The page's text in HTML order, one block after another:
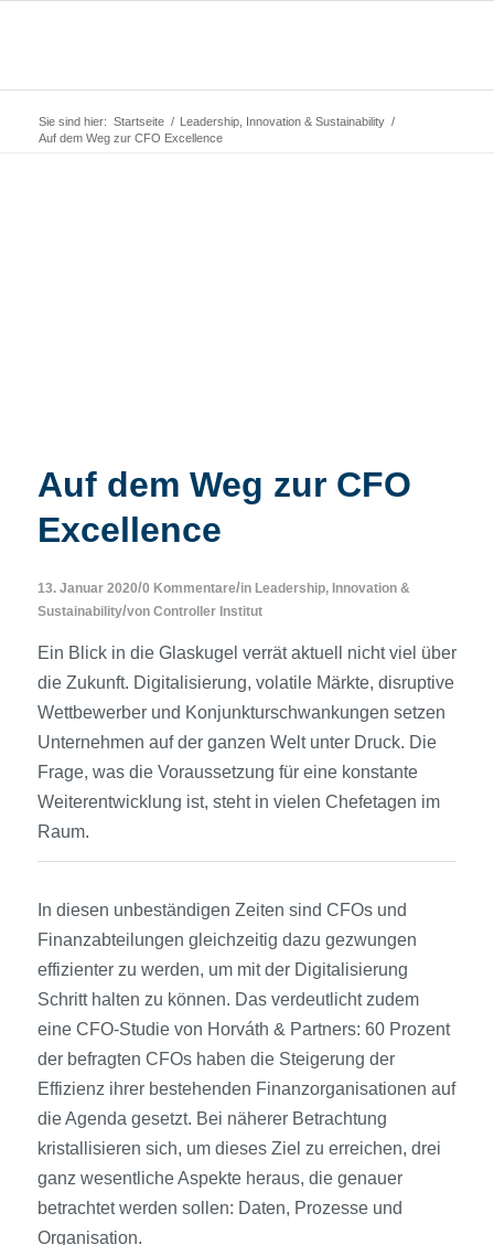
Sie sind hier: Startseite / Leadership, Innovation & Sustainability /
Auf dem Weg zur CFO Excellence
Auf dem Weg zur CFO
Excellence
13. Januar 2020/0 Kommentare/in Leadership, Innovation &
Sustainability/von Controller Institut
Ein Blick in die Glaskugel verrät aktuell nicht viel über
die Zukunft. Digitalisierung, volatile Märkte, disruptive
Wettbewerber und Konjunkturschwankungen setzen
Unternehmen auf der ganzen Welt unter Druck. Die
Frage, was die Voraussetzung für eine konstante
Weiterentwicklung ist, steht in vielen Chefetagen im
Raum.
In diesen unbeständigen Zeiten sind CFOs und
Finanzabteilungen gleichzeitig dazu gezwungen
effizienter zu werden, um mit der Digitalisierung
Schritt halten zu können. Das verdeutlicht zudem
eine CFO-Studie von Horváth & Partners: 60 Prozent
der befragten CFOs haben die Steigerung der
Effizienz ihrer bestehenden Finanzorganisationen auf
die Agenda gesetzt. Bei näherer Betrachtung
kristallisieren sich, um dieses Ziel zu erreichen, drei
ganz wesentliche Aspekte heraus, die genauer
betrachtet werden sollen: Daten, Prozesse und
Organisation.